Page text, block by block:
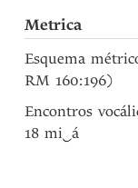
Metrica
Esquema
RM 160:196)
Encontros
18 mi ‿á